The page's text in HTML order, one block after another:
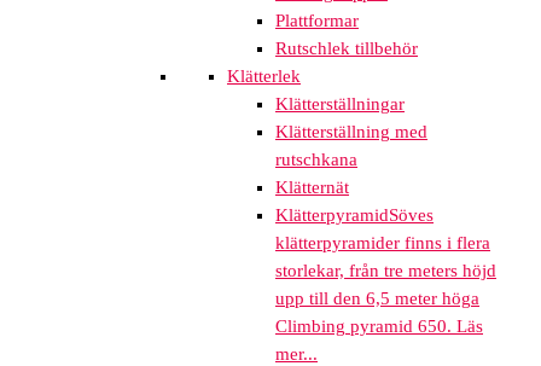
Plattformar
Rutschlek tillbehör
Klätterlek
Klätterställningar
Klätterställning med
rutschkana
Klätternät
KlätterpyramidSöves
klätterpyramider finns i flera
storlekar, från tre meters höjd
upp till den 6,5 meter höga
Climbing pyramid 650. Läs
mer...